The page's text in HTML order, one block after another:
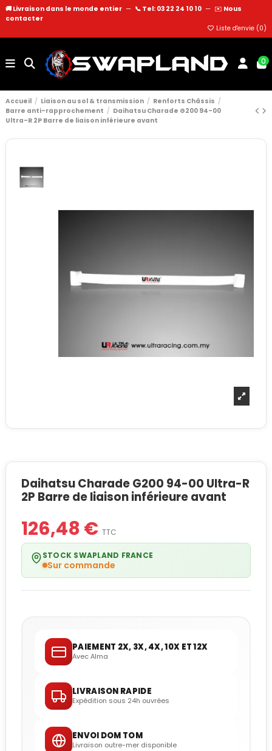
🚚 Livraison dans le monde entier — 📞 Tel: 03 22 24 10 10 — ✉️ Nous
contacter
Liste d'envie (0)
0
Accueil Liaison au sol & transmission
Renforts Châssis
Barre anti-rapprochement
Daihatsu Charade G200 94-00
Ultra-R 2P Barre de liaison inférieure avant
Daihatsu Charade G200 94-00 Ultra-R
2P Barre de liaison inférieure avant
126,48 € TTC
STOCK SWAPLAND FRANCE
Sur commande
PAIEMENT 2X, 3X, 4X, 10X ET 12X
Avec Alma
LIVRAISON RAPIDE
Expédition sous 24h ouvrées
ENVOI DOM TOM
Livraison outre-mer disponible